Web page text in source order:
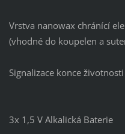
Vrstva nanowax chránící
(vhodné do koupelen a
Signalizace konce
3x 1,5 V